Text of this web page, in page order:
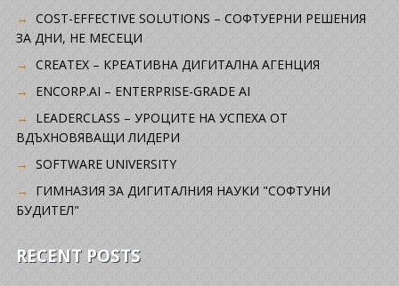
COST-EFFECTIVE SOLUTIONS – СОФТУЕРНИ РЕШЕНИЯ
ЗА ДНИ, НЕ МЕСЕЦИ
CREATEX – КРЕАТИВНА ДИГИТАЛНА АГЕНЦИЯ
ENCORP.AI – ENTERPRISE-GRADE AI
LEADERCLASS – УРОЦИТЕ НА УСПЕХА ОТ
ВДЪХНОВЯВАЩИ ЛИДЕРИ
SOFTWARE UNIVERSITY
ГИМНАЗИЯ ЗА ДИГИТАЛНИЯ НАУКИ "СОФТУНИ
БУДИТЕЛ"
RECENT POSTS